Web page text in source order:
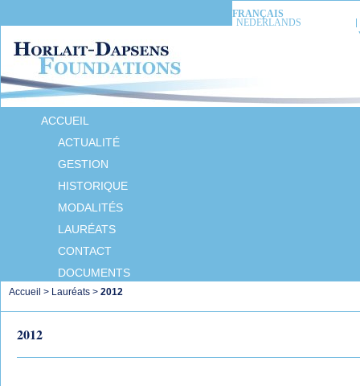
FRANÇAIS
NEDERLANDS
ACCUEIL
ACTUALITÉ
GESTION
HISTORIQUE
MODALITÉS
LAURÉATS
CONTACT
DOCUMENTS
Accueil > Lauréats > 2012
2012